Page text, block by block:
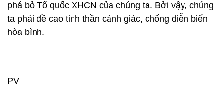
phá bỏ Tổ quốc XHCN của chúng ta. Bởi vậy, chúng
ta phải đề cao tinh thần cảnh giác, chống diễn biến
hòa bình.
PV